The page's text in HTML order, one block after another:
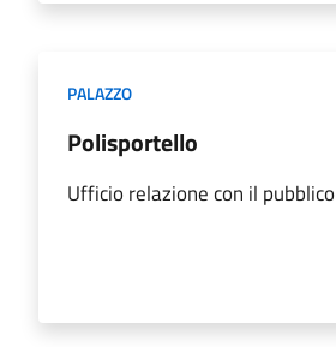
PALAZZO
Polisportello
Ufficio relazione con il pubblico